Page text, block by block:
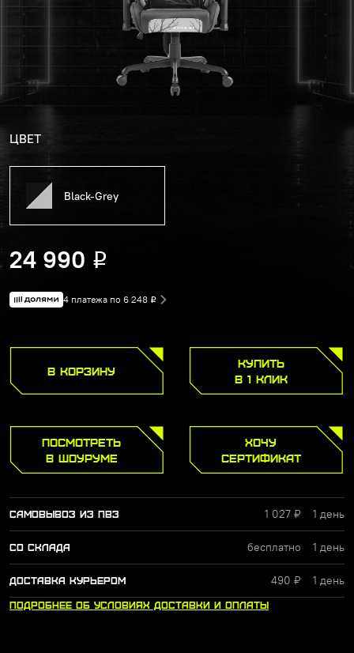
ЦВЕТ
Black-Grey
24 990 Р
4 платежа по 6 248 Р
В КОРЗИНУ
КУПИТЬ
В 1 КЛИК
ПОСМОТРЕТЬ
В ШОУРУМЕ
ХОЧУ
СЕРТИФИКАТ
САМОВЫВОЗ ИЗ ПВЗ 1 027 ₽ 1 день
СО СКЛАДА бесплатно 1 день
ДОСТАВКА КУРЬЕРОМ 490 ₽ 1 день
ПОДРОБНЕЕ ОБ УСЛОВИЯХ ДОСТАВКИ И ОПЛАТЫ